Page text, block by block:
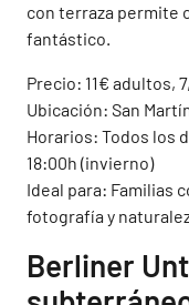
con terraza permite
fantástico.
Precio: 11€ adultos,
Ubicación: San
Horarios: Todos los
18:00h (invierno)
Ideal para: Familias
fotografía y
Berliner